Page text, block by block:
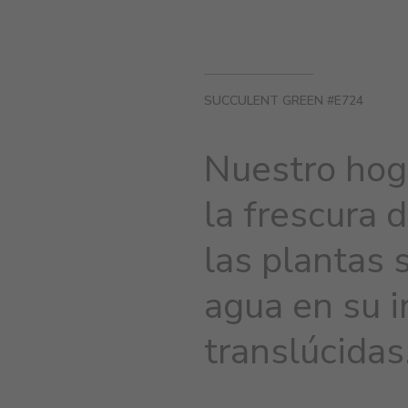
SUCCULENT GREEN #E724
Nuestro
la frescura
las plantas
agua en su